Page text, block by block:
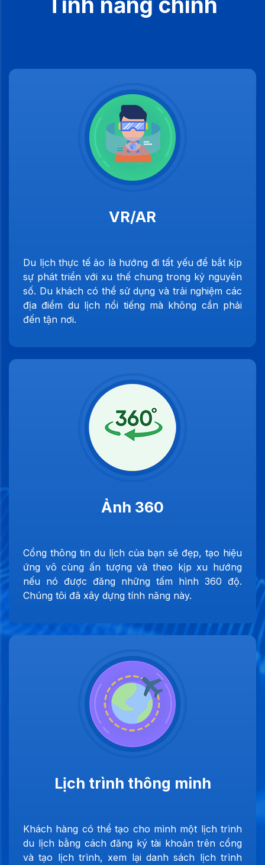
VR/AR
Du lịch thực tế ảo là hướng đi tất yếu để bắt kịp
sự phát triển với xu thế chung trong kỷ nguyên
số. Du khách có thể sử dụng và trải nghiệm các
địa điểm du lịch nổi tiếng mà không cần phải
đến tận nơi.
Ảnh 360
Cổng thông tin du lịch của bạn sẽ đẹp, tạo hiệu
ứng vô cùng ấn tượng và theo kịp xu hướng
nếu nó được đăng những tấm hình 360 độ.
Chúng tôi đã xây dựng tính năng này.
Lịch trình thông minh
Khách hàng có thể tạo cho mình một lịch trình
du lịch bằng cách đăng ký tài khoản trên cổng
và tạo lịch trình, xem lại danh sách lịch trình